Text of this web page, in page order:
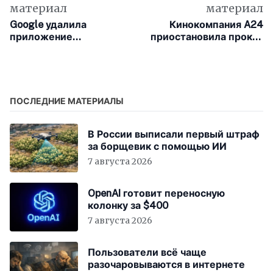
материал
Google удалила
приложение
материал
Кинокомпания A24
приостановила прокат
ПОСЛЕДНИЕ МАТЕРИАЛЫ
В России выписали первый штраф
за борщевик с помощью ИИ
7 августа 2026
OpenAI готовит переносную
колонку за $400
7 августа 2026
Пользователи всё чаще
разочаровываются в интернете